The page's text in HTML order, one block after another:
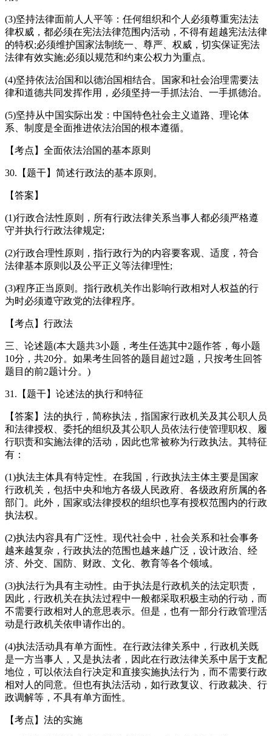
(3)坚持法律面前人人平等：任何组织和个人必须尊重宪法法
律权威，都必须在宪法法律范围内活动，不得有超越宪法法律
的特权;必须维护国家法制统一、尊严、权威，切实保证宪法
法律有效实施;必须以规范和约束公权力为重点。
(4)坚持依法治国和以德治国相结合。国家和社会治理需要法
律和道德共同发挥作用，必须坚持一手抓法治、一手抓德治。
(5)坚持从中国实际出发：中国特色社会主义道路、理论体
系、制度是全面推进依法治国的根本遵循。
【考点】全面依法治国的基本原则
30.【题干】简述行政法的基本原则。
【答案】
(1)行政合法性原则，所有行政法律关系当事人都必须严格遵
守并执行行政法律规定;
(2)行政合理性原则，指行政行为的内容要客观、适度，符合
法律基本原则以及公平正义等法律理性;
(3)程序正当原则。指行政机关作出影响行政相对人权益的行
为时必须遵守政党的法律程序。
【考点】行政法
三、论述题(本大题共3小题，考生任选其中2题作答，每小题
10分，共20分。如果考生回答的题目超过2题，只按考生回答
题目的前2题计分。)
31.【题干】论述法的执行和特征
【答案】法的执行，简称执法，指国家行政机关及其公职人员
和法律授权、委托的组织及其公职人员依法行使管理职权、履
行职责和实施法律的活动，因此也常被称为行政执法。其特征
有：
(1)执法主体具有特定性。在我国，行政执法主体主要是国家
行政机关，包括中央和地方各级人民政府、各级政府所属的各
部门。此外，国家或法律授权的组织也享有授权范围内的行政
执法权。
(2)执法内容具有广泛性。现代社会中，社会关系和社会事务
越来越复杂，行政执法的范围也越来越广泛，设计政治、经
济、外交、国防、财政、文化、教育等各个领域。
(3)执法行为具有主动性。由于执法是行政机关的法定职责，
因此，行政机关在执法过程中一般都采取积极主动的行动，而
不需要行政相对人的意思表示。但是，也有一部分行政管理活
动是行政机关依申请作出的。
(4)执法活动具有单方面性。在行政法律关系中，行政机关既
是一方当事人，又是执法者，因此在行政法律关系中居于支配
地位，可以依法自行决定和直接实施执法行为，而不需要行政
相对人的同意。但也有执法活动，如行政复议、行政裁决、行
政调解等，不具有单方面性。
【考点】法的实施